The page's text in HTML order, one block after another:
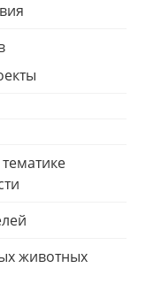
животных